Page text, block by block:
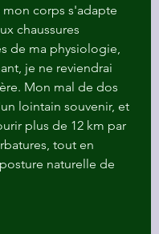
mon corps s'adapte
chaussures
de ma physiologie,
je ne reviendrai
Mon mal de dos
lointain souvenir, et
plus de 12 km par
tout en
naturelle de